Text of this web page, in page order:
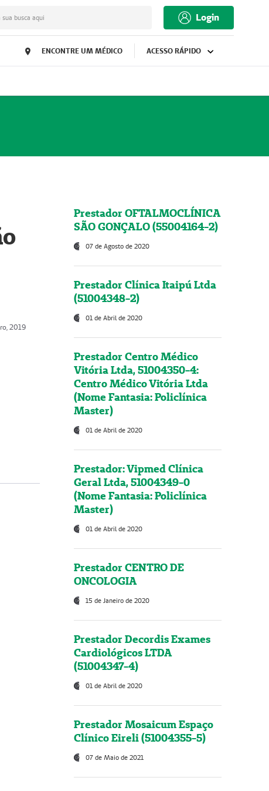
sua busca aqui Login
ENCONTRE UM MÉDICO ACESSO RÁPIDO
2019
Prestador OFTALMOCLÍNICA
SÃO GONÇALO (55004164-2)
07 de Agosto de 2020
Prestador Clínica Itaipú Ltda
(51004348-2)
01 de Abril de 2020
Prestador Centro Médico
Vitória Ltda, 51004350-4:
Centro Médico Vitória Ltda
(Nome Fantasia: Policlínica
Master)
01 de Abril de 2020
Prestador: Vipmed Clínica
Geral Ltda, 51004349-0
(Nome Fantasia: Policlínica
Master)
01 de Abril de 2020
Prestador CENTRO DE
ONCOLOGIA
15 de Janeiro de 2020
Prestador Decordis Exames
Cardiológicos LTDA
(51004347-4)
01 de Abril de 2020
Prestador Mosaicum Espaço
Clínico Eireli (51004355-5)
07 de Maio de 2021